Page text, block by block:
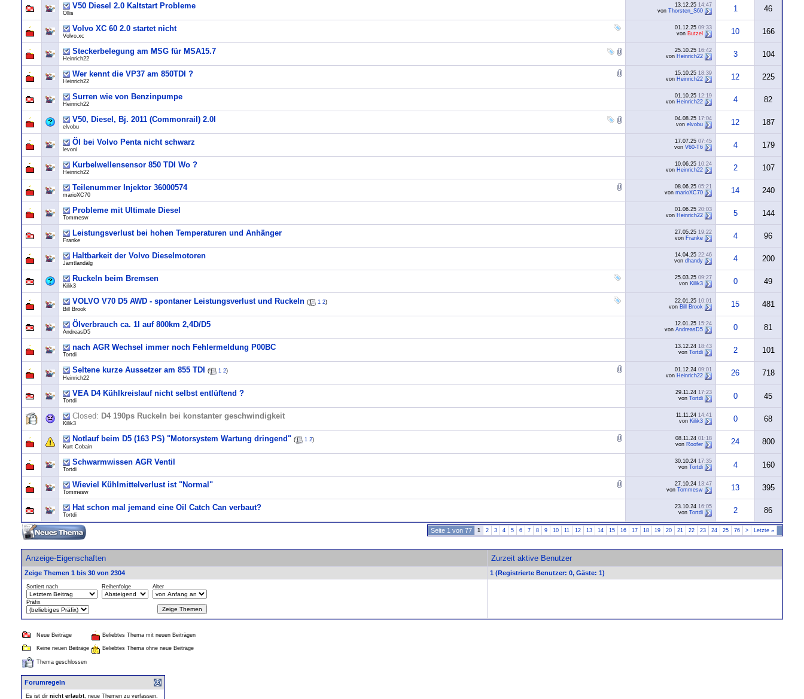
V50 Diesel 2.0 Kaltstart Probleme
Ollis
13.12.25 14:47
von Thorsten_S60 1 46
Volvo XC 60 2.0 startet nicht
Volvo.xc
01.12.25 09:33
von Butzel 10 166
Steckerbelegung am MSG für MSA15.7
Heinrich22
25.10.25 16:42
von Heinrich22 3 104
Wer kennt die VP37 am 850TDI ?
Heinrich22
15.10.25 18:39
von Heinrich22 12 225
Surren wie von Benzinpumpe
Heinrich22
01.10.25 12:19
von Heinrich22 4 82
V50, Diesel, Bj. 2011 (Commonrail) 2.0l
elvobu
04.08.25 17:04
von elvobu 12 187
Öl bei Volvo Penta nicht schwarz
levoni
17.07.25 07:45
von V60-T6 4 179
Kurbelwellensensor 850 TDI Wo ?
Heinrich22
10.06.25 10:24
von Heinrich22 2 107
Teilenummer Injektor 36000574
marioXC70
08.06.25 05:21
von marioXC70 14 240
Probleme mit Ultimate Diesel
Tommesw
01.06.25 20:03
von Heinrich22 5 144
Leistungsverlust bei hohen Temperaturen und Anhänger
Franke
27.05.25 19:22
von Franke 4 96
Haltbarkeit der Volvo Dieselmotoren
Jämtlandälg
14.04.25 22:46
von dhandy 4 200
Ruckeln beim Bremsen
Kilik3
25.03.25 09:27
von Kilik3 0 49
VOLVO V70 D5 AWD - spontaner Leistungsverlust und Ruckeln ( 1 2)
Bill Brook
22.01.25 10:01
von Bill Brook 15 481
Ölverbrauch ca. 1l auf 800km 2,4D/D5
AndreasD5
12.01.25 15:24
von AndreasD5 0 81
nach AGR Wechsel immer noch Fehlermeldung P00BC
Tortdi
13.12.24 18:43
von Tortdi 2 101
Seltene kurze Aussetzer am 855 TDI ( 1 2)
Heinrich22
01.12.24 09:01
von Heinrich22 26 718
VEA D4 Kühlkreislauf nicht selbst entlüftend ?
Tortdi
29.11.24 17:23
von Tortdi 0 45
Closed: D4 190ps Ruckeln bei konstanter geschwindigkeit
Kilik3
11.11.24 14:41
von Kilik3 0 68
Notlauf beim D5 (163 PS) "Motorsystem Wartung dringend" ( 1 2)
Kurt Cobain
08.11.24 01:18
von Roofer 24 800
Schwarmwissen AGR Ventil
Tortdi
30.10.24 17:35
von Tortdi 4 160
Wieviel Kühlmittelverlust ist "Normal"
Tommesw
27.10.24 13:47
von Tommesw 13 395
Hat schon mal jemand eine Oil Catch Can verbaut?
Tortdi
23.10.24 16:05
von Tortdi 2 86
Seite 1 von 77 1 2 3 4 5 6 7 8 9 10 11 12 13 14 15 16 17 18 19 20 21 22 23 24 25 76 > Letzte »
Anzeige-Eigenschaften Zurzeit aktive Benutzer
Zeige Themen 1 bis 30 von 2304 1 (Registrierte Benutzer: 0, Gäste: 1)
Sortiert nach Reihenfolge Alter
Präfix
Neue Beiträge Beliebtes Thema mit neuen Beiträgen
Keine neuen Beiträge Beliebtes Thema ohne neue Beiträge
Thema geschlossen
Forumregeln
Es ist dir nicht erlaubt, neue Themen zu verfassen.